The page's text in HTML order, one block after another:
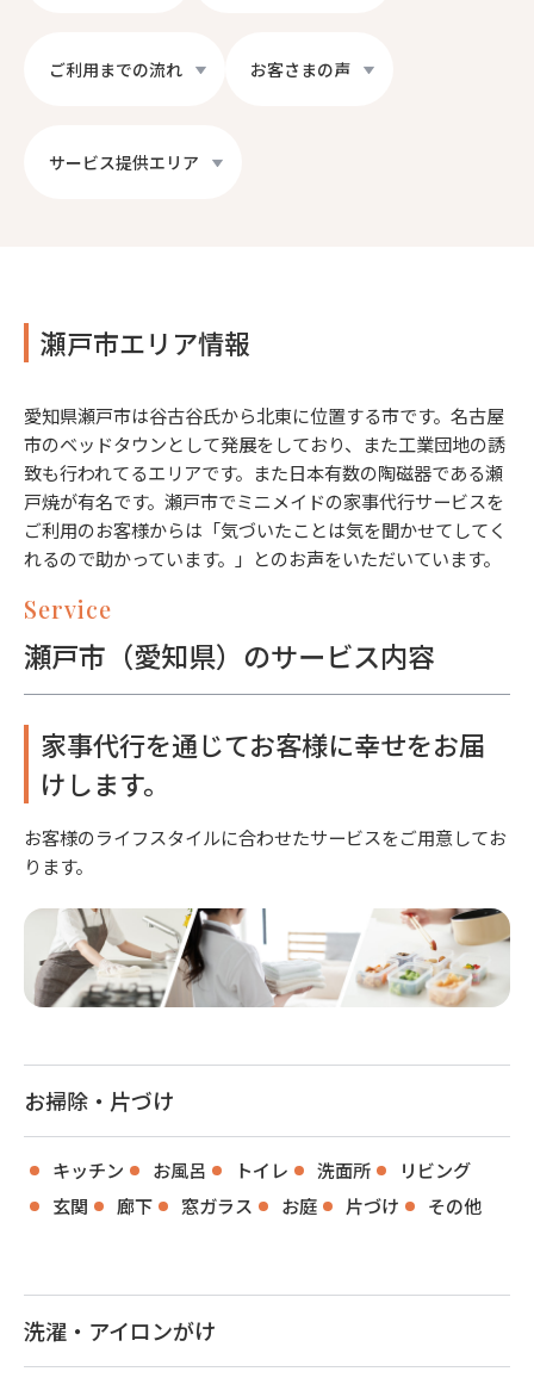
ご利用までの流れ お客さまの声
サービス提供エリア
瀬戸市エリア情報
愛知県瀬戸市は谷古谷氏から北東に位置する市です。名古屋
市のベッドタウンとして発展をしており、また工業団地の誘
致も行われてるエリアです。また日本有数の陶磁器である瀬
戸焼が有名です。瀬戸市でミニメイドの家事代行サービスを
ご利用のお客様からは「気づいたことは気を聞かせてしてく
れるので助かっています。」とのお声をいただいています。
Service
瀬戸市（愛知県）のサービス内容
家事代行を通じてお客様に幸せをお届
けします。
お客様のライフスタイルに合わせたサービスをご用意してお
ります。
お掃除・片づけ
キッチン お風呂 トイレ 洗面所
リビング
玄関
廊下 窓ガラス お庭 片づけ その他
洗濯・アイロンがけ